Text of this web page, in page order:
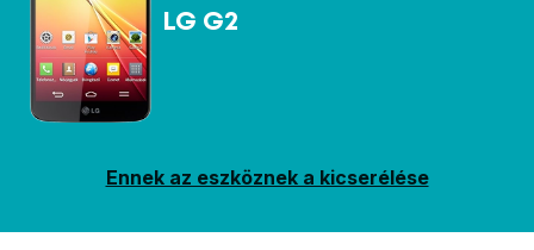
LG G2
Ennek az eszköznek a kicserélése